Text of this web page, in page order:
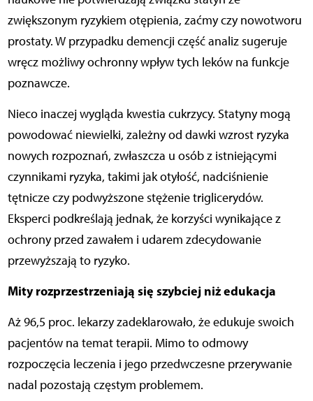
zwiększonym ryzykiem otępienia, zaćmy czy nowotworu
prostaty. W przypadku demencji część analiz sugeruje
wręcz możliwy ochronny wpływ tych leków na funkcje
poznawcze.
Nieco inaczej wygląda kwestia cukrzycy. Statyny mogą
powodować niewielki, zależny od dawki wzrost ryzyka
nowych rozpoznań, zwłaszcza u osób z istniejącymi
czynnikami ryzyka, takimi jak otyłość, nadciśnienie
tętnicze czy podwyższone stężenie triglicerydów.
Eksperci podkreślają jednak, że korzyści wynikające z
ochrony przed zawałem i udarem zdecydowanie
przewyższają to ryzyko.
Mity rozprzestrzeniają się szybciej niż edukacja
Aż 96,5 proc. lekarzy zadeklarowało, że edukuje swoich
pacjentów na temat terapii. Mimo to odmowy
rozpoczęcia leczenia i jego przedwczesne przerywanie
nadal pozostają częstym problemem.